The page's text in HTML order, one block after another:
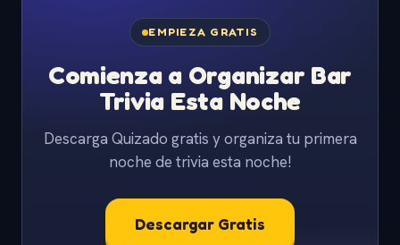
EMPIEZA GRATIS
Comienza a Organizar Bar
Trivia Esta Noche
Descarga Quizado gratis y organiza tu primera
noche de trivia esta noche!
Descargar Gratis